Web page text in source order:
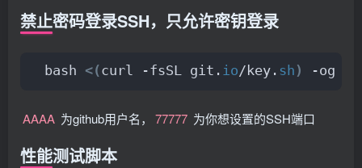
禁止密码登录SSH，只允许密钥登录
bash <(curl -fsSL git. io/key. sh ) -og
AAAA 为github用户名， 77777 为你想设置的SSH端口
性能测试脚本